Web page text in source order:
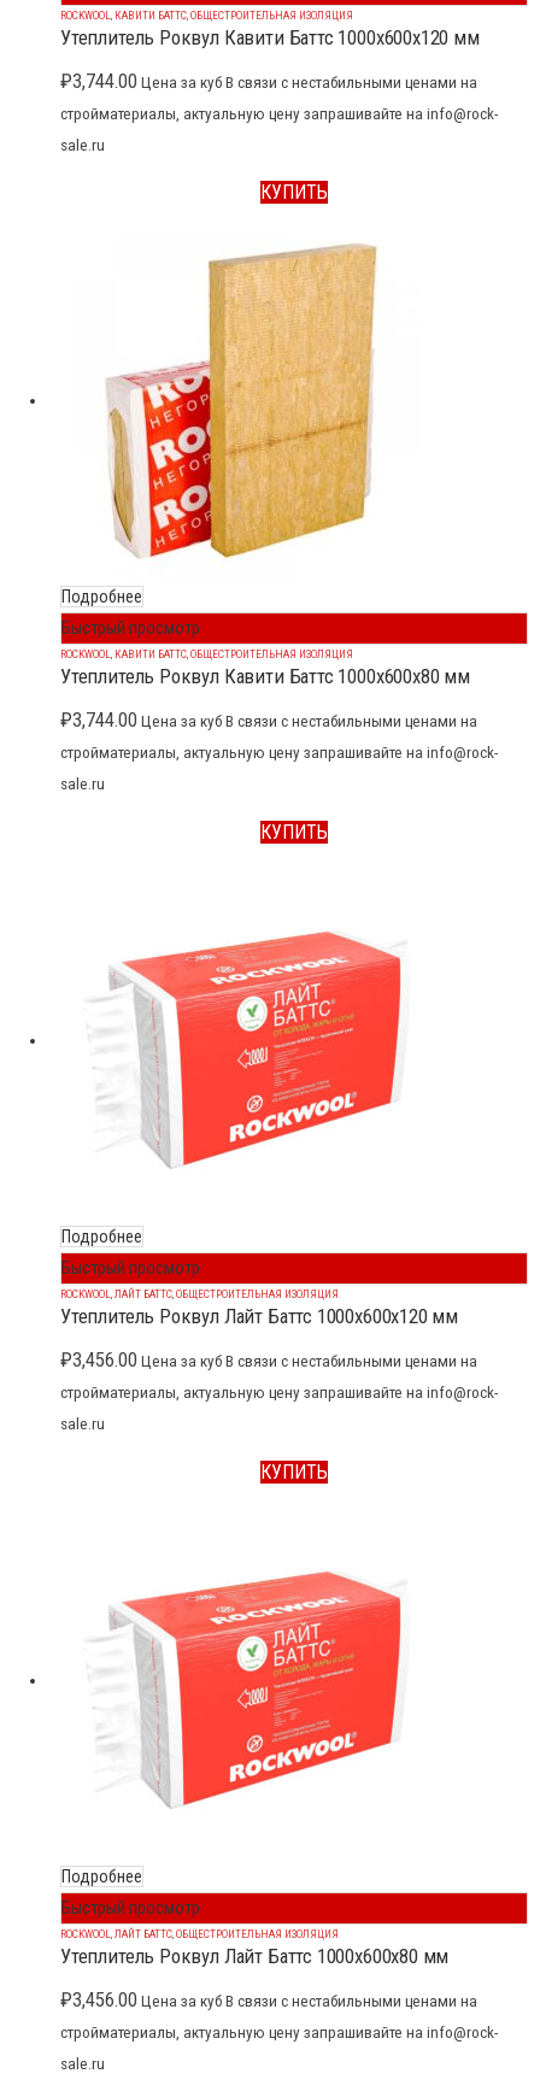
ROCKWOOL КАВИТИ БАТТС ОБЩЕСТРОИТЕЛЬНАЯ ИЗОЛЯЦИЯ
Утеплитель Роквул Кавити Баттс 1000x600x120 мм
₽3,744.00 Цена за куб В связи с нестабильными ценами на
стройматериалы, актуальную цену запрашивайте на info@rock-
sale.ru
КУПИТЬ
Подробнее
Быстрый просмотр
ROCKWOOL, КАВИТИ БАТТС,ОБЩЕСТРОИТЕЛЬНАЯ ИЗОЛЯЦИЯ
Утеплитель Роквул Кавити Баттс 1000x600x80 мм
₽3,744.00 Цена за куб В связи с нестабильными ценами на
стройматериалы, актуальную цену запрашивайте на info@rock-
sale.ru
КУПИТЬ
Подробнее
Быстрый просмотр
ROCKWOOL,ЛАЙТ БАТТС,ОБЩЕСТРОИТЕЛЬНАЯ ИЗОЛЯЦИЯ
Утеплитель Роквул Лайт Баттс 1000x600x120 мм
₽3,456.00 Цена за куб В связи с нестабильными ценами на
стройматериалы, актуальную цену запрашивайте на info@rock-
sale.ru
КУПИТЬ
Подробнее
Быстрый просмотр
ROCKWOOL ЛАЙТ БАТТС ОБЩЕСТРОИТЕЛЬНАЯ ИЗОЛЯЦИЯ
Утеплитель Роквул Лайт Баттс 1000x600x80 мм
₽3,456.00 Цена за куб В связи с нестабильными ценами на
стройматериалы, актуальную цену запрашивайте на info@rock-
sale.ru